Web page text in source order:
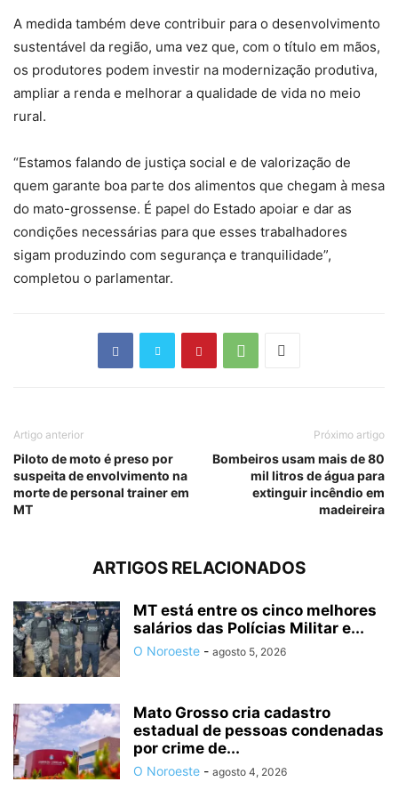
A medida também deve contribuir para o desenvolvimento
sustentável da região, uma vez que, com o título em mãos,
os produtores podem investir na modernização produtiva,
ampliar a renda e melhorar a qualidade de vida no meio
rural.
“Estamos falando de justiça social e de valorização de
quem garante boa parte dos alimentos que chegam à mesa
do mato-grossense. É papel do Estado apoiar e dar as
condições necessárias para que esses trabalhadores
sigam produzindo com segurança e tranquilidade”,
completou o parlamentar.
Artigo anterior
Piloto de moto é preso por
suspeita de envolvimento na
morte de personal trainer em
MT
Próximo artigo
Bombeiros usam mais de 80
mil litros de água para
extinguir incêndio em
madeireira
ARTIGOS RELACIONADOS
MT está entre os cinco melhores
salários das Polícias Militar e...
O Noroeste - agosto 5, 2026
Mato Grosso cria cadastro
estadual de pessoas condenadas
por crime de...
O Noroeste - agosto 4, 2026